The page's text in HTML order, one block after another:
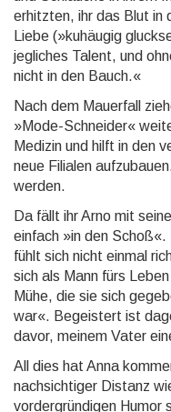
erhitzten, ihr das Blut in
Liebe (»kuhäugig
jegliches Talent, und
nicht in den Bauch.«
Nach dem Mauerfall
»Mode-Schneider«
Medizin und hilft in den
neue Filialen
werden.
Da fällt ihr Arno mit
einfach »in den
fühlt sich nicht einmal
sich als Mann fürs
Mühe, die sie sich
war«. Begeistert ist
davor, meinem Vater
All dies hat Anna
nachsichtiger Distanz
vordergründigen